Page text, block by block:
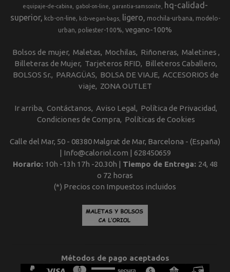
equipaje-de-cabina gabol-on-line garantia-samsonite
hq-calidad-
superior
kcb-on-line kcb-vegan-bags ligero mochila-urbana
modelo-
urban
poliester-100% vegano-100%
Bolsos de mujer Maletas Mochilas Riñoneras Maletines
Billeteras de Mujer Tarjeteros RFID
Billeteros Caballero
BOLSOS Sr.
PARAGÜAS BOLSA DE VIAJE ACCESORIOS de
viaje
ZONA OUTLET
Ir arriba Contáctanos Aviso Legal
Política de Privacidad
Condiciones de Compra
Políticas de Cookies
Calle del Mar, 50 - 08380 Malgrat de Mar, Barcelona - (España)
| Info@caloriol.com | 628450659
Horario: 10h -13h 17h -20.30h | Tiempo de Entrega: 24, 48
o 72 horas
(*) Precios con Impuestos incluidos
Métodos de pago aceptados